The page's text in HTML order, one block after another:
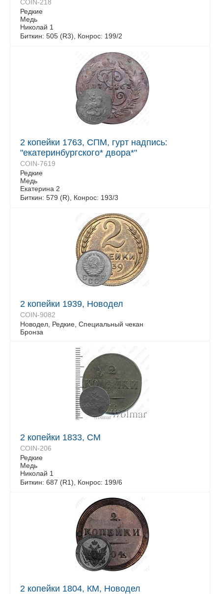
COIN-218
Редкие
Медь
Николай 1
Биткин: 505 (R3), Конрос: 199/2
2 копейки 1763, СПМ, гурт надпись:
"екатеринбургского* двора*"
COIN-7619
Редкие
Медь
Екатерина 2
Биткин: 579 (R), Конрос: 193/3
2 копейки 1939, Новодел
COIN-9082
Новодел, Редкие, Специальный чекан
Бронза
2 копейки 1833, СМ
COIN-206
Редкие
Медь
Николай 1
Биткин: 687 (R1), Конрос: 199/6
2 копейки 1804, КМ, Новодел